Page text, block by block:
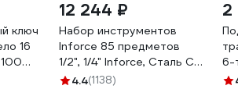
ключ
16
12 244 ₽
Набор инструментов
Inforce 85 предметов
1/2", 1/4" Inforce, Сталь Cr-
V, Профессиональный,
4.4(1138)
2
6-